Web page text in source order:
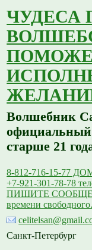
ЧУДЕСА
Волшебник
официальный
старше 21
8-812-716-15-77
+7-921-301-78-78
ПИШИТЕ
времени свободного.
Санкт-Петербург